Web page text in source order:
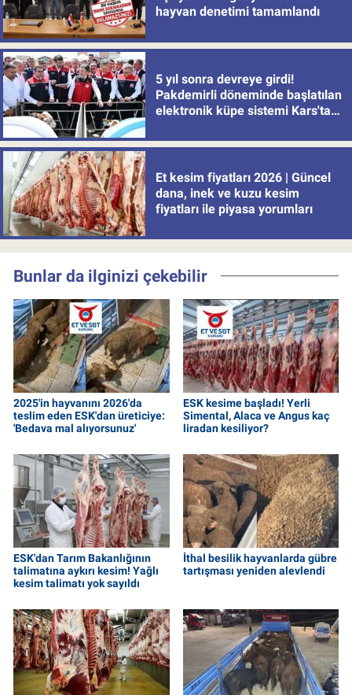
hayvan denetimi tamamlandı
5 yıl sonra devreye girdi!
Pakdemirli döneminde başlatılan
elektronik küpe sistemi Kars'tan
Et kesim fiyatları 2026 | Güncel
dana, inek ve kuzu kesim
fiyatları ile piyasa yorumları
Bunlar da ilginizi çekebilir
2025'in hayvanını 2026'da
teslim eden ESK'dan üreticiye:
'Bedava mal alıyorsunuz'
ESK kesime başladı! Yerli
Simental, Alaca ve Angus kaç
liradan kesiliyor?
ESK'dan Tarım Bakanlığının
talimatına aykırı kesim! Yağlı
kesim talimatı yok sayıldı
İthal besilik hayvanlarda gübre
tartışması yeniden alevlendi